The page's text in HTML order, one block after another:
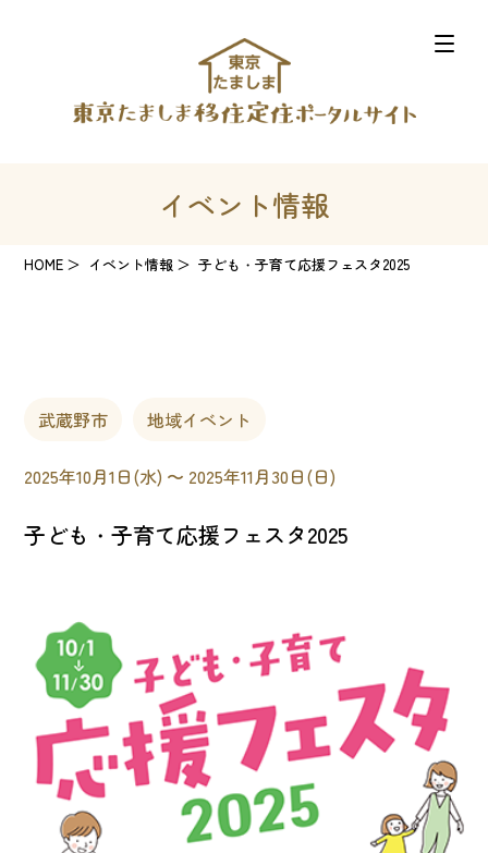
イベント情報
HOME イベント情報 子ども・子育て応援フェスタ2025
武蔵野市 地域イベント
2025年10月1日(水) 〜 2025年11月30日(日)
子ども・子育て応援フェスタ2025